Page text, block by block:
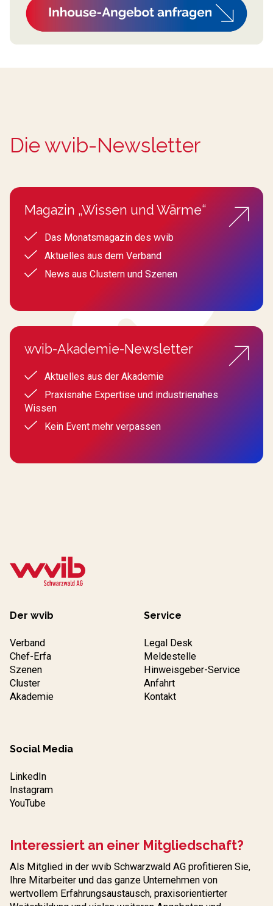
Die wvib-Newsletter
Magazin „Wissen und Wärme“
Das Monatsmagazin des wvib
Aktuelles aus dem Verband
News aus Clustern und Szenen
wvib-Akademie-Newsletter
Aktuelles aus der Akademie
Praxisnahe Expertise und industrienahes
Wissen
Kein Event mehr verpassen
Der wvib
Verband
Chef-Erfa
Szenen
Cluster
Akademie
Service
Legal Desk
Meldestelle
Hinweisgeber-Service
Anfahrt
Kontakt
Social Media
LinkedIn
Instagram
YouTube
Interessiert an einer Mitgliedschaft?
Als Mitglied in der wvib Schwarzwald AG profitieren Sie,
Ihre Mitarbeiter und das ganze Unternehmen von
wertvollem Erfahrungs­austausch, praxisorientierter